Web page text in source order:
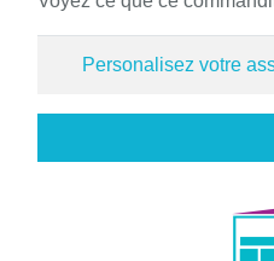
Personalisez votre